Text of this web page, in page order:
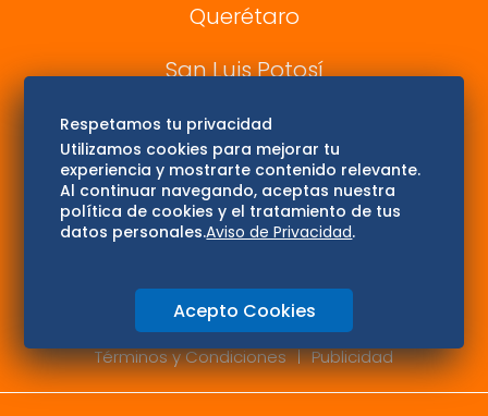
Querétaro
San Luis Potosí
Edomex
Consultas
Hidalgo
Oaxaca
Aviso de privacidad
Directorio
Términos y Condiciones
Publicidad
Respetamos tu privacidad
Utilizamos cookies para mejorar tu
experiencia y mostrarte contenido relevante.
Al continuar navegando, aceptas nuestra
política de cookies y el tratamiento de tus
datos personales.Aviso de Privacidad.
Acepto Cookies